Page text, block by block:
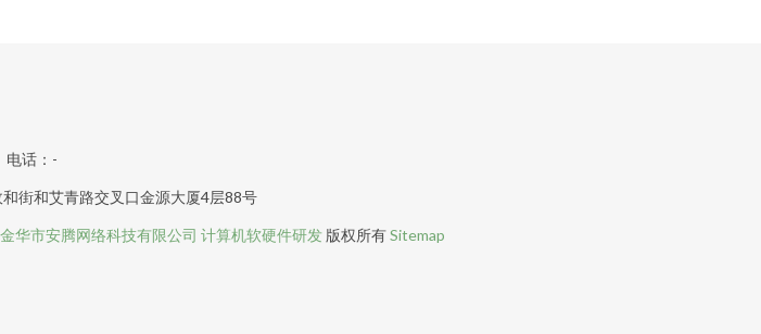
电话：-
街和艾青路交叉口金源大厦4层88号
金华市安腾网络科技有限公司 计算机软硬件研发版权所有Sitemap